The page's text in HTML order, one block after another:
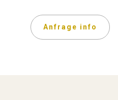
Anfrage info